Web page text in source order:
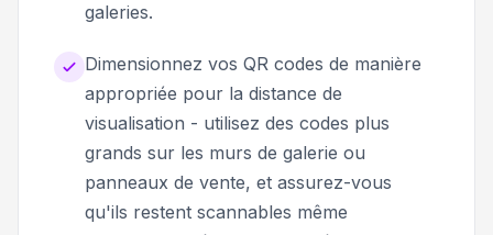
galeries.
Dimensionnez vos QR codes de manière
appropriée pour la distance de
visualisation - utilisez des codes plus
grands sur les murs de galerie ou
panneaux de vente, et assurez-vous
qu'ils restent scannables même